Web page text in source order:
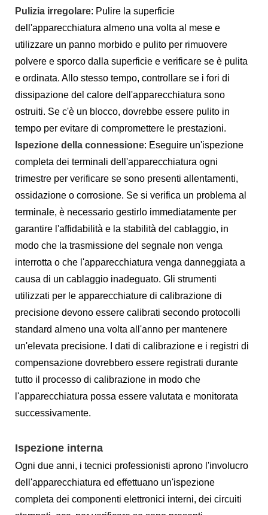
Pulizia irregolare: Pulire la superficie
dell'apparecchiatura almeno una volta al mese e
utilizzare un panno morbido e pulito per rimuovere
polvere e sporco dalla superficie e verificare se è pulita
e ordinata. Allo stesso tempo, controllare se i fori di
dissipazione del calore dell'apparecchiatura sono
ostruiti. Se c'è un blocco, dovrebbe essere pulito in
tempo per evitare di compromettere le prestazioni.
Ispezione della connessione: Eseguire un'ispezione
completa dei terminali dell'apparecchiatura ogni
trimestre per verificare se sono presenti allentamenti,
ossidazione o corrosione. Se si verifica un problema al
terminale, è necessario gestirlo immediatamente per
garantire l'affidabilità e la stabilità del cablaggio, in
modo che la trasmissione del segnale non venga
interrotta o che l'apparecchiatura venga danneggiata a
causa di un cablaggio inadeguato. Gli strumenti
utilizzati per le apparecchiature di calibrazione di
precisione devono essere calibrati secondo protocolli
standard almeno una volta all'anno per mantenere
un'elevata precisione. I dati di calibrazione e i registri di
compensazione dovrebbero essere registrati durante
tutto il processo di calibrazione in modo che
l'apparecchiatura possa essere valutata e monitorata
successivamente.
Ispezione interna
Ogni due anni, i tecnici professionisti aprono l'involucro
dell'apparecchiatura ed effettuano un'ispezione
completa dei componenti elettronici interni, dei circuiti